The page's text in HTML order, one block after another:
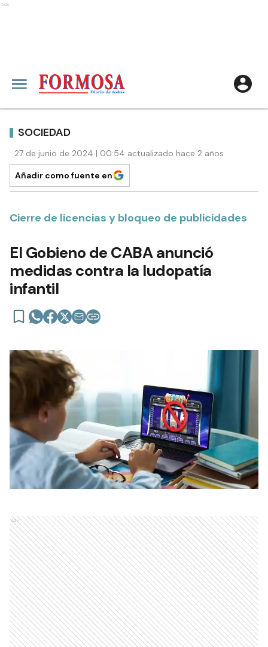
Ads
SOCIEDAD
27 de junio de 2024 | 00:54 actualizado hace 2 años
Añadir como fuente en
Cierre de licencias y bloqueo de publicidades
El Gobieno de CABA anunció
medidas contra la ludopatía
infantil
Ads